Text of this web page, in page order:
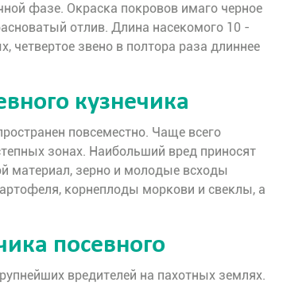
фазе. Окраска покровов имаго черное
отлив. Длина насекомого 10 -
четвертое звено в полтора раза длиннее
кузнечика
повсеместно. Чаще всего
зонах. Наибольший вред приносят
материал, зерно и молодые всходы
корнеплоды моркови и свеклы, а
посевного
вредителей на пахотных землях.